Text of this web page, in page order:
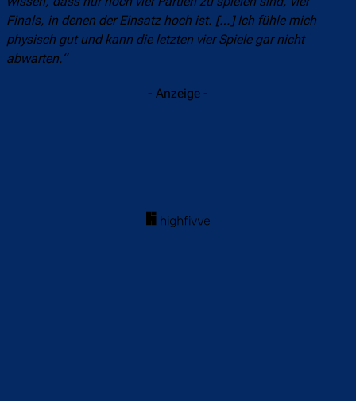
Finals, in denen der Einsatz hoch ist. […] Ich fühle mich
physisch gut und kann die letzten vier Spiele gar nicht
abwarten.“
- Anzeige -